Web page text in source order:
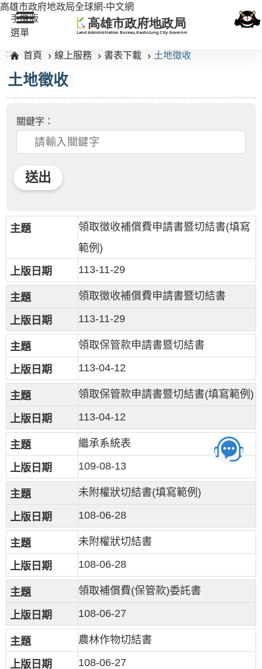
跳到主要內容區塊
手機版
選單
高雄市政府地政局全球網-中文網
::: 首頁 線上服務 書表下載 土地徵收
土地徵收
關鍵字：
領取徵收補償費申請書暨切結書(填寫
範例)
113-11-29
領取徵收補償費申請書暨切結書
113-11-29
領取保管款申請書暨切結書
113-04-12
領取保管款申請書暨切結書(填寫範例)
113-04-12
繼承系統表
109-08-13
未附權狀切結書(填寫範例)
108-06-28
未附權狀切結書
108-06-28
領取補償費(保管款)委託書
108-06-27
農林作物切結書
108-06-27